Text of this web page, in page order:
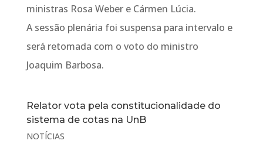
ministras Rosa Weber e Cármen Lúcia.
A sessão plenária foi suspensa para intervalo e
será retomada com o voto do ministro
Joaquim Barbosa.
Relator vota pela constitucionalidade do
sistema de cotas na UnB
NOTÍCIAS